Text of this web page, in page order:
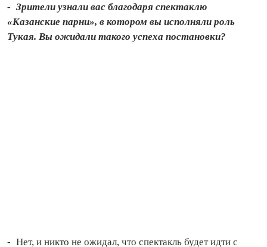
- Зрители узнали вас благодаря спектаклю
«Казанские парни», в котором вы исполняли роль
Тукая. Вы ожидали такого успеха постановки?
- Нет, и никто не ожидал, что спектакль будет идти с